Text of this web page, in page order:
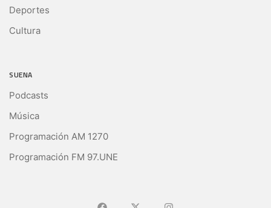
Deportes
Cultura
SUENA
Podcasts
Música
Programación AM 1270
Programación FM 97.UNE